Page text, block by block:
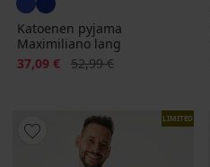
Katoenen pyjama
Maximiliano lang
Korting
37,09 € Oorspronkelijke prijs
52,99 €
LIMITED